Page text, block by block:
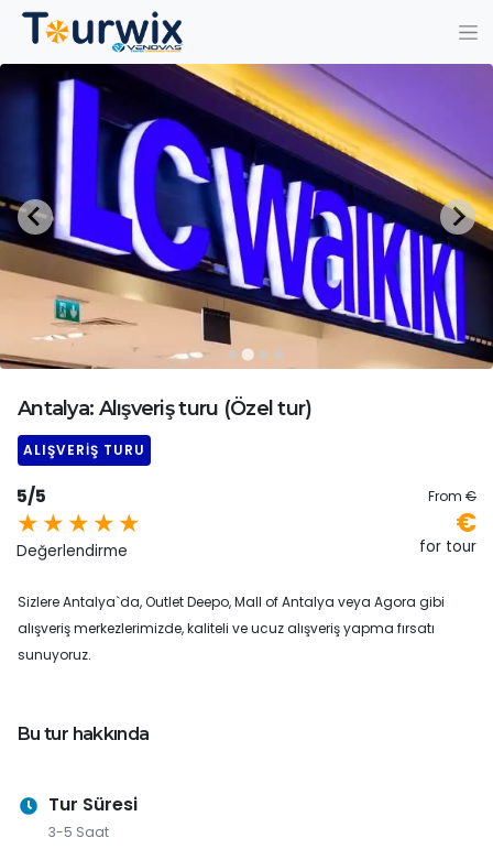
Antalya: Alışveriş turu (Özel tur)
ALIŞVERIŞ TURU
5/5
Değerlendirme
From €
€
for tour
Sizlere Antalya`da, Outlet Deepo, Mall of Antalya veya Agora gibi
alışveriş merkezlerimizde, kaliteli ve ucuz alışveriş yapma fırsatı
sunuyoruz.
Bu tur hakkında
Tur Süresi
3-5 Saat